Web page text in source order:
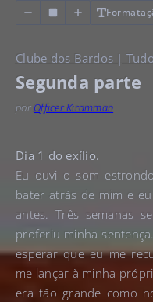
Clube dos Bardos |
Segunda parte
por Officer Kiramman
Dia 1 do exílio.
Eu ouvi o som
bater atrás de mim e
antes. Três semanas
proferiu minha
esperar que eu me
me lançar à minha
era tão grande como